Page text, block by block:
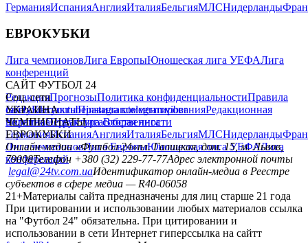
ГерманияИспанияАнглияИталияБельгияМЛСНидерланды
ЕВРОКУБКИ
Лига чемпионовЛига ЕвропыЮношеская лига УЕФАЛига
конференций
САЙТ ФУТБОЛ 24
РедакцияПрогнозыПолитика конфиденциальностиПравила
сайтуКонтактыПравила комментированияРедакционная
политикаСтруктура собственности
Соц. сети
facebookxyoutubeinstagramtelegramviber
УКРАИНА
УкраинаПервая лигаВторая лига
ЧЕМПИОНАТЫ
ГерманияИспанияАнглияИталияБельгияМЛСНидерланды
ЕВРОКУБКИ
Лига чемпионовЛига ЕвропыЮношеская лига УЕФАЛига
конференций
Онлайн-медиа «Футбол 24»пл. Галицкая, дом. 15, м. Львов,
79008Телефон +380 (32) 229-77-77Адрес электронной почты
legal@24tv.com.uaИдентификатор онлайн-медиа в Реестре
субъектов в сфере медиа — R40-06058
21+Материалы сайта предназначены для лиц старше 21 года
При цитировании и использовании любых материалов ссылка
на "Футбол 24" обязательна. При цитировании и
использовании в сети Интернет гиперссылка на сайтт